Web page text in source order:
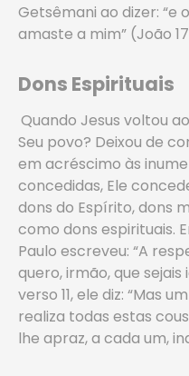
Getsêmani ao dizer:
amaste a mim” (João
Dons Espirituais
Quando Jesus voltou
Seu povo? Deixou de
em acréscimo às
concedidas, Ele
dons do Espírito, dons
como dons espirituais.
Paulo escreveu: “A
quero, irmão, que sejais
verso 11, ele diz: “Mas
realiza todas estas
lhe apraz, a cada um,